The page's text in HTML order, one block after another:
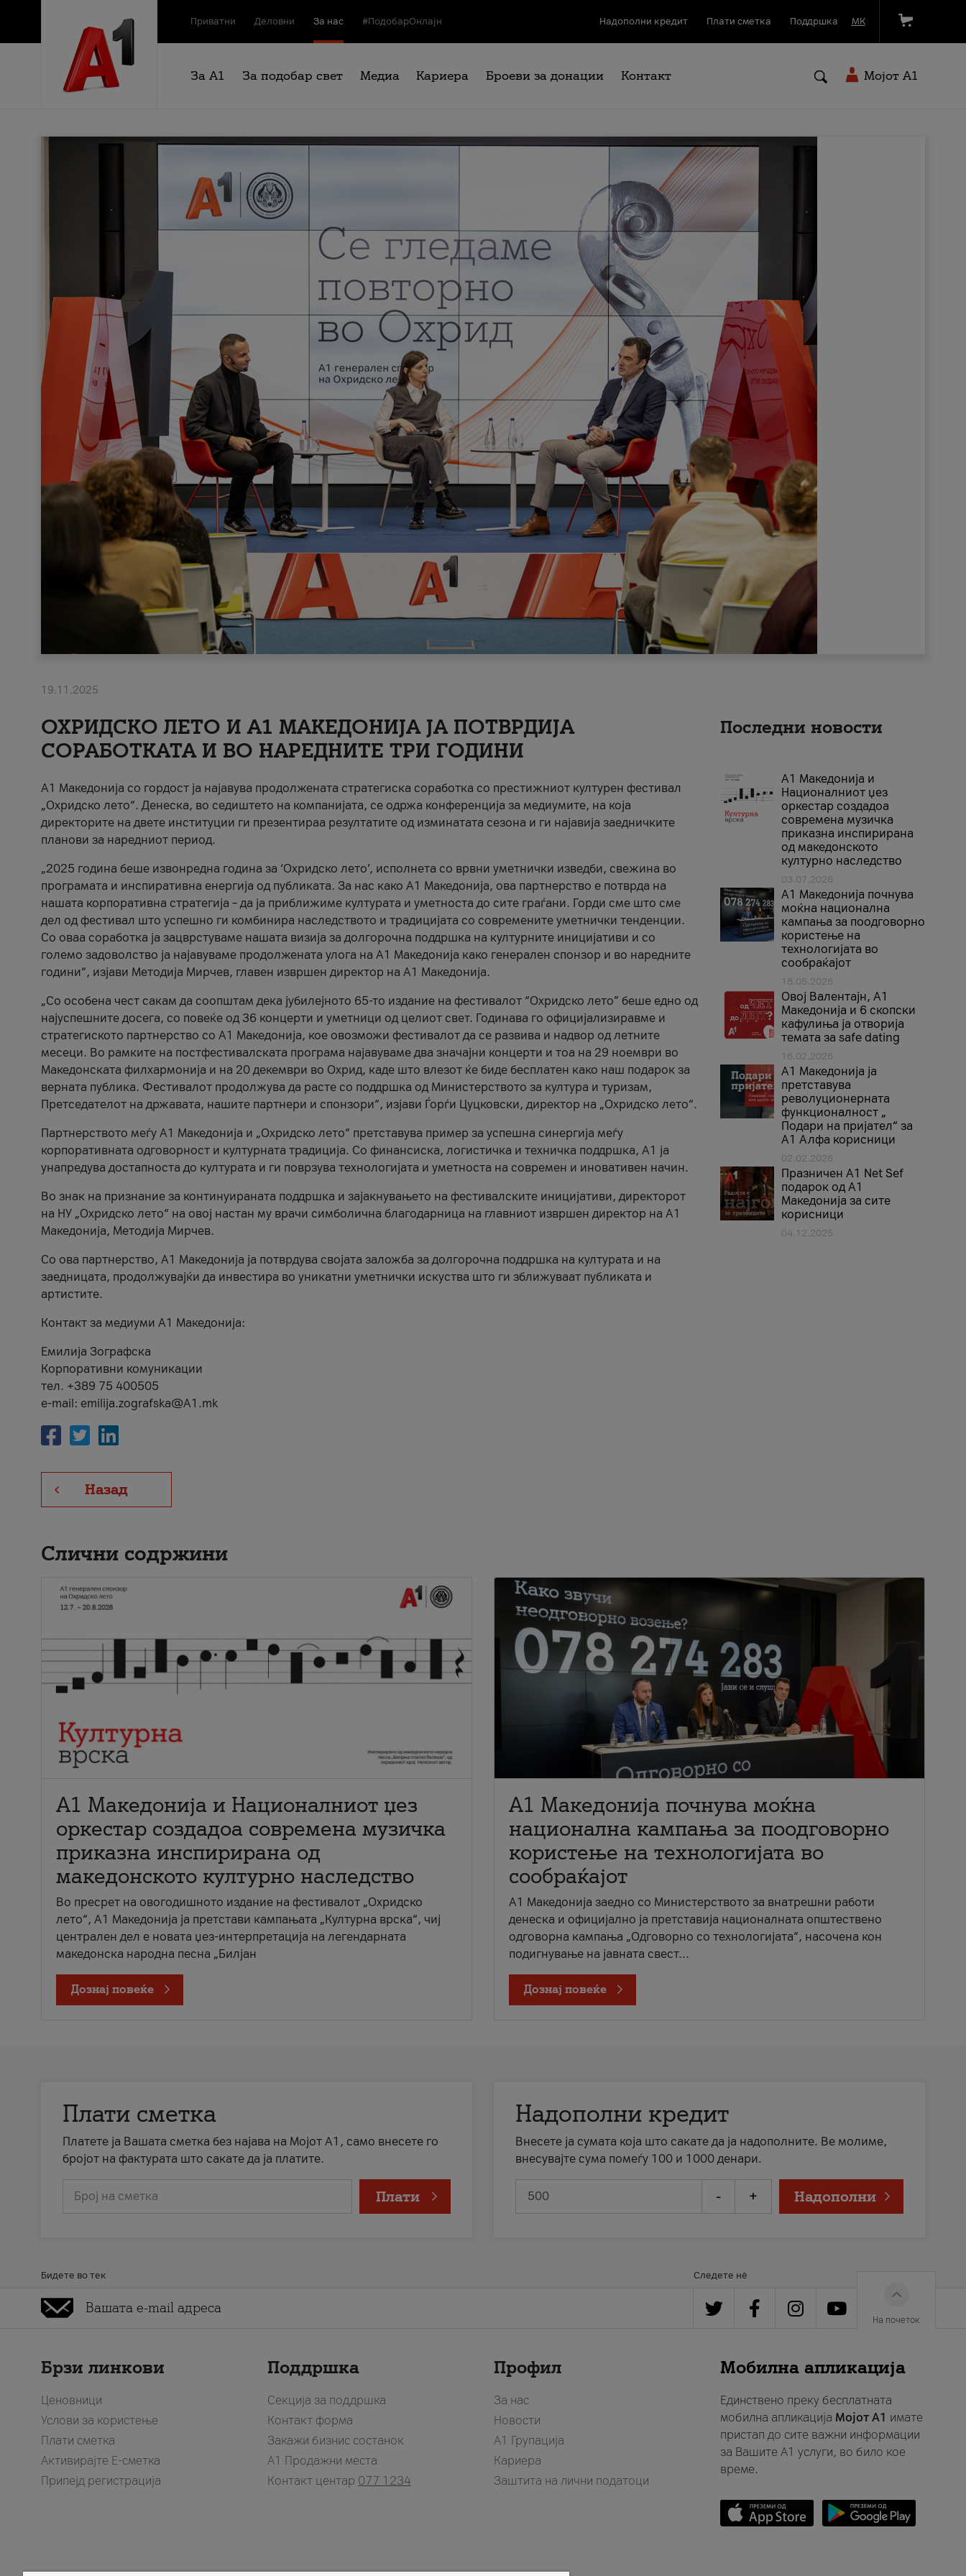
Приватни Деловни За нас #ПодобарОнлајн Надополни кредит Плати сметка Поддршка МК
За А1 За подобар свет Медиа Кариера Броеви за донации Контакт Мојот A1
19.11.2025
ОХРИДСКО ЛЕТО И A1 МАКЕДОНИЈА ЈА ПОТВРДИЈА
СОРАБОТКАТА И ВО НАРЕДНИТЕ ТРИ ГОДИНИ
A1 Македонија со гордост ја најавува продолжената стратегиска соработка со престижниот културен фестивал
„Охридско лето“. Денеска, во седиштето на компанијата, се одржа конференција за медиумите, на која
директорите на двете институции ги презентираа резултатите од изминатата сезона и ги најавија заедничките
планови за наредниот период.
„2025 година беше извонредна година за ‘Охридско лето’, исполнета со врвни уметнички изведби, свежина во
програмата и инспиративна енергија од публиката. За нас како A1 Македонија, ова партнерство е потврда на
нашата корпоративна стратегија – да ја приближиме културата и уметноста до сите граѓани. Горди сме што сме
дел од фестивал што успешно ги комбинира наследството и традицијата со современите уметнички тенденции.
Со оваа соработка ја зацврстуваме нашата визија за долгорочна поддршка на културните иницијативи и со
големо задоволство ја најавуваме продолжената улога на A1 Македонија како генерален спонзор и во наредните
години“, изјави Методија Мирчев, главен извршен директор на A1 Македонија.
„Со особена чест сакам да соопштам дека јубилејното 65-то издание на фестивалот “Охридско лето” беше едно од
најуспешните досега, со повеќе од 36 концерти и уметници од целиот свет. Годинава го официјализиравме и
стратегиското партнерство со А1 Македонија, кое овозможи фестивалот да се развива и надвор од летните
месеци. Во рамките на постфестивалската програма најавуваме два значајни концерти и тоа на 29 ноември во
Македонската филхармонија и на 20 декември во Охрид, каде што влезот ќе биде бесплатен како наш подарок за
верната публика. Фестивалот продолжува да расте со поддршка од Министерството за култура и туризам,
Претседателот на државата, нашите партнери и спонзори“, изјави Ѓорѓи Цуцковски, директор на „Охридско лето“.
Партнерството меѓу A1 Македонија и „Охридско лето“ претставува пример за успешна синергија меѓу
корпоративната одговорност и културната традиција. Со финансиска, логистичка и техничка поддршка, A1 ја
унапредува достапноста до културата и ги поврзува технологијата и уметноста на современ и иновативен начин.
Во знак на признание за континуираната поддршка и зајакнувањето на фестивалските иницијативи, директорот
на НУ „Охридско лето“ на овој настан му врачи симболична благодарница на главниот извршен директор на A1
Македонија, Методија Мирчев.
Со ова партнерство, A1 Македонија ја потврдува својата заложба за долгорочна поддршка на културата и на
заедницата, продолжувајќи да инвестира во уникатни уметнички искуства што ги зближуваат публиката и
артистите.
Контакт за медиуми А1 Македонија:
Емилија Зографска
Корпоративни комуникации
тел. +389 75 400505
e-mail: emilija.zografska@A1.mk
Назад
Последни новости
А1 Македонија и
Националниот џез
оркестар создадоа
современа музичка
приказна инспирирана
од македонското
културно наследство
03.07.2026
A1 Македонија почнува
моќна национална
кампања за поодговорно
користење на
технологијата во
сообраќајот
18.05.2026
Овој Валентајн, A1
Македонија и 6 скопски
кафулиња ја отворија
темата за safe dating
16.02.2026
А1 Македонија ја
претставува
револуционерната
функционалност „
Подари на пријател“ за
А1 Алфа корисници
02.02.2026
Празничен A1 Net Sеf
подарок од А1
Македонија за сите
корисници
04.12.2025
Слични содржини
А1 Македонија и Националниот џез
оркестар создадоа современа музичка
приказна инспирирана од
македонското културно наследство
Во пресрет на овогодишното издание на фестивалот „Охридско
лето“, А1 Македонија ја претстави кампањата „Културна врска“, чиј
централен дел е новата џез-интерпретација на легендарната
македонска народна песна „Билјан
Дознај повеќе
A1 Македонија почнува моќна
национална кампања за поодговорно
користење на технологијата во
сообраќајот
A1 Македонија заедно со Министерството за внатрешни работи
денеска и официјално ја претставија националната општествено
одговорна кампања „Одговорно со технологијата“, насочена кон
подигнување на јавната свест...
Дознај повеќе
Плати сметка
Платете ја Вашата сметка без најава на Мојот А1, само внесете го
бројот на фактурата што сакате да ја платите.
Број на сметка Плати
Надополни кредит
Внесете ја сумата која што сакате да ја надополните. Ве молиме,
внесувајте сума помеѓу 100 и 1000 денари.
- + Надополни
Бидете во тек Следете нè
На почеток
Брзи линкови
Ценовници
Услови за користење
Плати сметка
Активирајте Е-сметка
Припејд регистрација
Поддршка
Секција за поддршка
Контакт форма
Закажи бизнис состанок
A1 Продажни места
Контакт центар 077 1234
Профил
За нас
Новости
А1 Групација
Кариера
Заштита на лични податоци
Мобилна апликација
Единствено преку бесплатната
мобилна апликација Мојот A1 имате
пристап до сите важни информации
за Вашите A1 услуги, во било кое
време.